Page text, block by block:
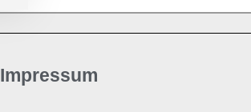
Impressum